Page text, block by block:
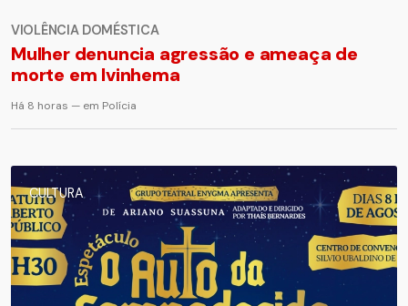
VIOLÊNCIA DOMÉSTICA
Mulher denuncia agressão e ameaça de
morte em Ivinhema
Há 8 horas — em Polícia
CULTURA